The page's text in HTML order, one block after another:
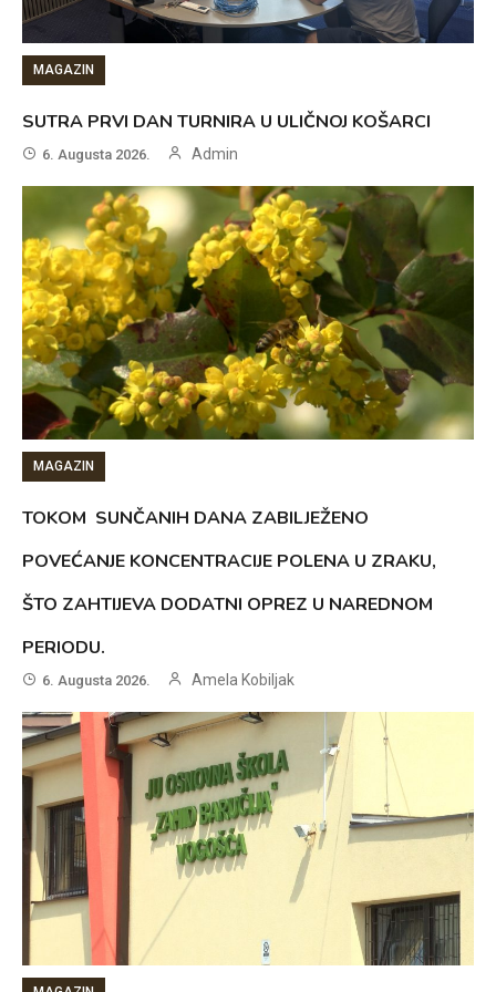
MAGAZIN
SUTRA PRVI DAN TURNIRA U ULIČNOJ KOŠARCI
6. Augusta 2026. Admin
MAGAZIN
TOKOM SUNČANIH DANA ZABILJEŽENO
POVEĆANJE KONCENTRACIJE POLENA U ZRAKU,
ŠTO ZAHTIJEVA DODATNI OPREZ U NAREDNOM
PERIODU.
6. Augusta 2026. Amela Kobiljak